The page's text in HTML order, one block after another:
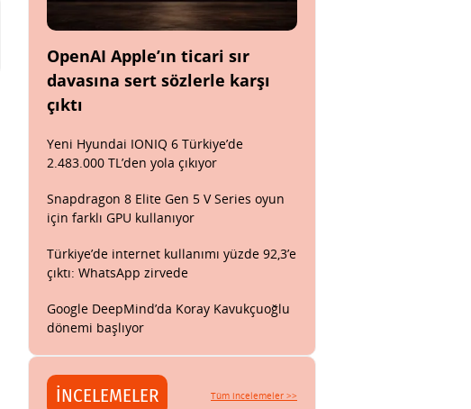
OpenAI Apple’ın ticari sır
davasına sert sözlerle karşı
çıktı
Yeni Hyundai IONIQ 6 Türkiye’de
2.483.000 TL’den yola çıkıyor
Snapdragon 8 Elite Gen 5 V Series oyun
için farklı GPU kullanıyor
Türkiye’de internet kullanımı yüzde 92,3’e
çıktı: WhatsApp zirvede
Google DeepMind’da Koray Kavukçuoğlu
dönemi başlıyor
İNCELEMELER Tüm incelemeler >>